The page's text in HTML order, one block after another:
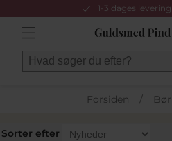
1-3 dages
Forsiden /
Sorter efter